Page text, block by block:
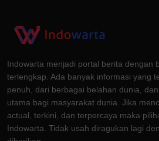
Indowarta menjadi portal berita dengan
terlengkap. Ada banyak informasi yang
penuh, dari berbagai belahan dunia,
utama bagi masyarakat dunia. Jika
actual, terkini, dan terpercaya maka
Indowarta. Tidak usah diragukan lagi